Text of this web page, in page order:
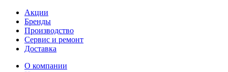
Акции
Бренды
Производство
Сервис и ремонт
Доставка
О компании